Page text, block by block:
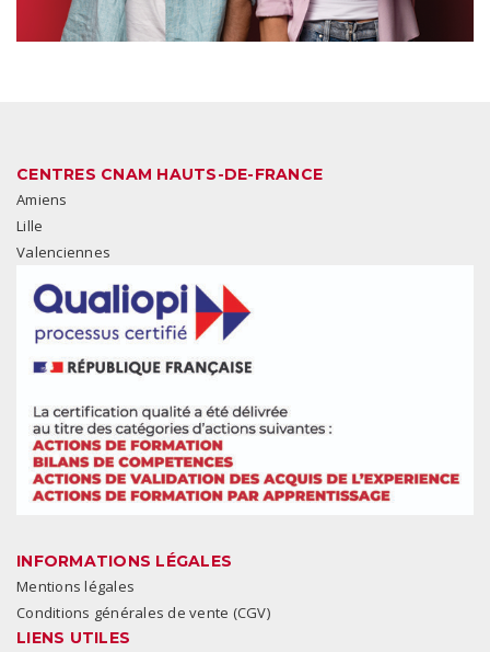
CENTRES CNAM HAUTS-DE-FRANCE
Amiens
Lille
Valenciennes
INFORMATIONS LÉGALES
Mentions légales
Conditions générales de vente (CGV)
LIENS UTILES